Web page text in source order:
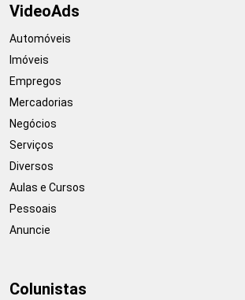
VideoAds
Automóveis
Imóveis
Empregos
Mercadorias
Negócios
Serviços
Diversos
Aulas e Cursos
Pessoais
Anuncie
Colunistas